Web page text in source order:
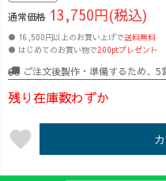
通常価格 13,750円(税込)
● 16,500円以上のお買い上げで送料無料
● はじめてのお買い物で200ptプレゼント
ご注文後製作・準備するため、5
残り在庫数わずか
favorite